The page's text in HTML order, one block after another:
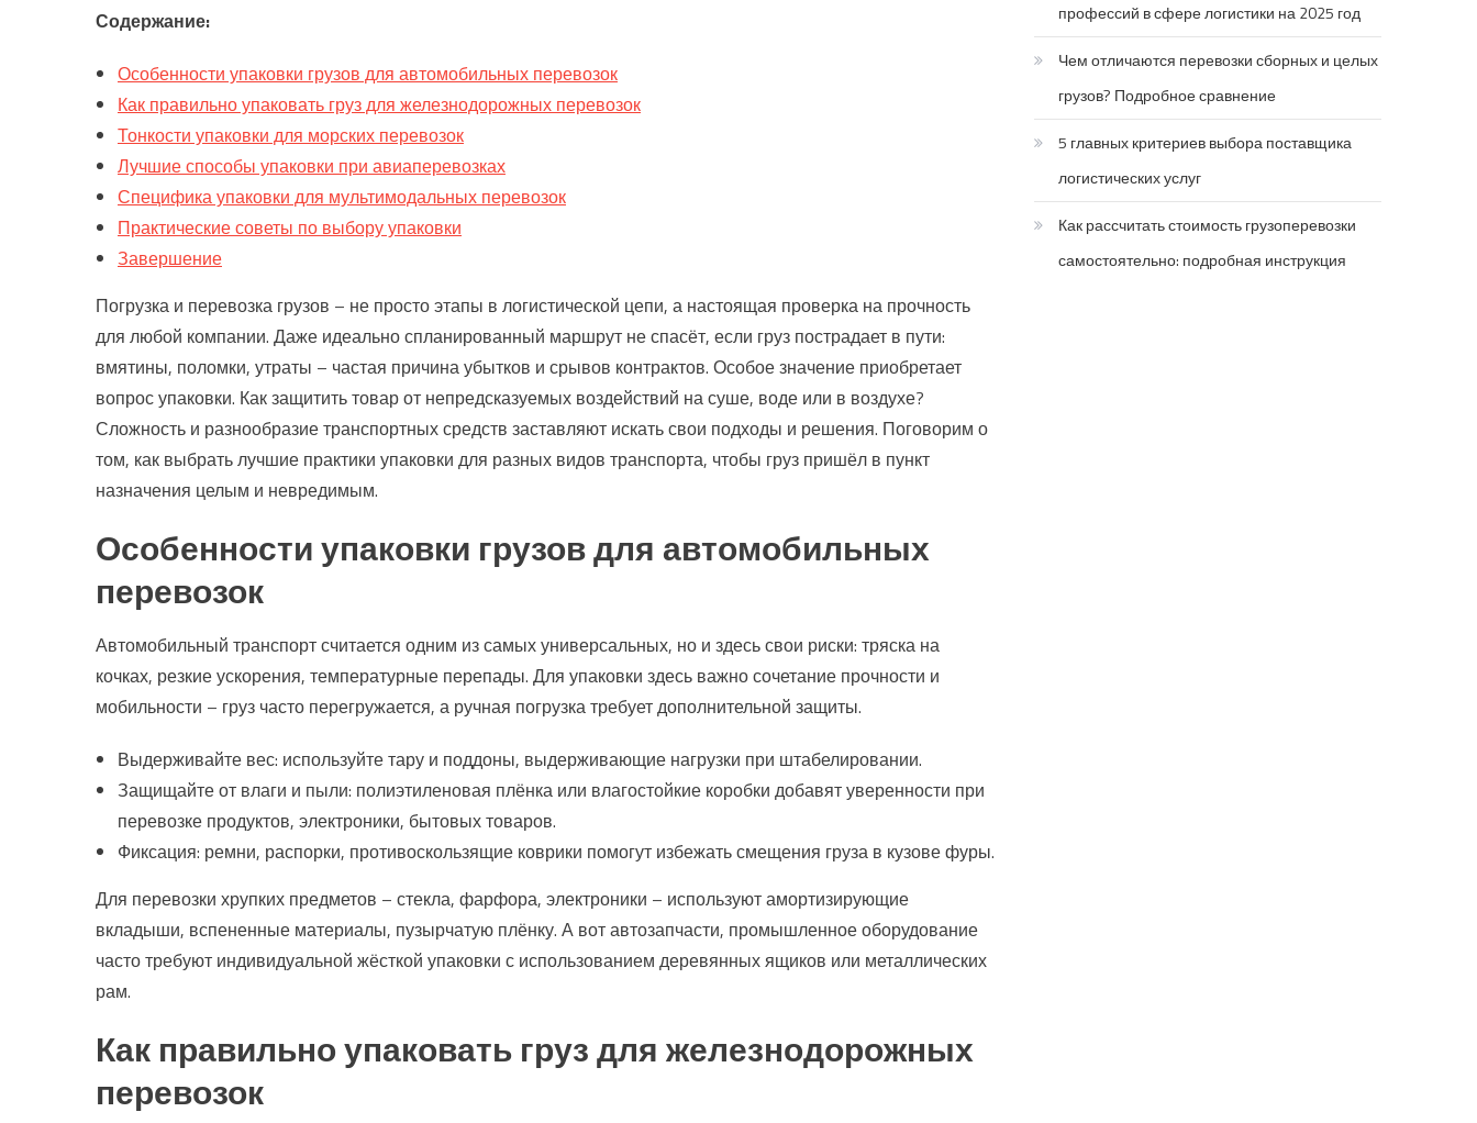
Содержание:
Особенности упаковки грузов для автомобильных перевозок
Как правильно упаковать груз для железнодорожных перевозок
Тонкости упаковки для морских перевозок
Лучшие способы упаковки при авиаперевозках
Специфика упаковки для мультимодальных перевозок
Практические советы по выбору упаковки
Завершение
Погрузка и перевозка грузов – не просто этапы в логистической цепи, а настоящая проверка на прочность
для любой компании. Даже идеально спланированный маршрут не спасёт, если груз пострадает в пути:
вмятины, поломки, утраты – частая причина убытков и срывов контрактов. Особое значение приобретает
вопрос упаковки. Как защитить товар от непредсказуемых воздействий на суше, воде или в воздухе?
Сложность и разнообразие транспортных средств заставляют искать свои подходы и решения. Поговорим о
том, как выбрать лучшие практики упаковки для разных видов транспорта, чтобы груз пришёл в пункт
назначения целым и невредимым.
Особенности упаковки грузов для автомобильных
перевозок
Автомобильный транспорт считается одним из самых универсальных, но и здесь свои риски: тряска на
кочках, резкие ускорения, температурные перепады. Для упаковки здесь важно сочетание прочности и
мобильности – груз часто перегружается, а ручная погрузка требует дополнительной защиты.
Выдерживайте вес: используйте тару и поддоны, выдерживающие нагрузки при штабелировании.
Защищайте от влаги и пыли: полиэтиленовая плёнка или влагостойкие коробки добавят уверенности при
перевозке продуктов, электроники, бытовых товаров.
Фиксация: ремни, распорки, противоскользящие коврики помогут избежать смещения груза в кузове фуры.
Для перевозки хрупких предметов – стекла, фарфора, электроники – используют амортизирующие
вкладыши, вспененные материалы, пузырчатую плёнку. А вот автозапчасти, промышленное оборудование
часто требуют индивидуальной жёсткой упаковки с использованием деревянных ящиков или металлических
рам.
Как правильно упаковать груз для железнодорожных
перевозок
профессий в сфере логистики на 2025 год
Чем отличаются перевозки сборных и целых
грузов? Подробное сравнение
5 главных критериев выбора поставщика
логистических услуг
Как рассчитать стоимость грузоперевозки
самостоятельно: подробная инструкция